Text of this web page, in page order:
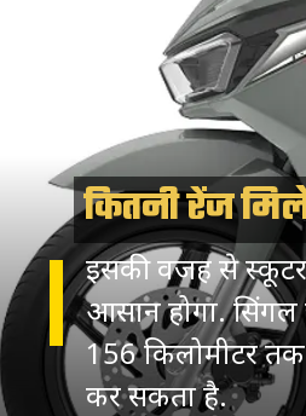
कितनी रेंज
इसकी वजह से स्कूटर
आसान होगा. सिंगल
156 किलोमीटर
कर सकता है.